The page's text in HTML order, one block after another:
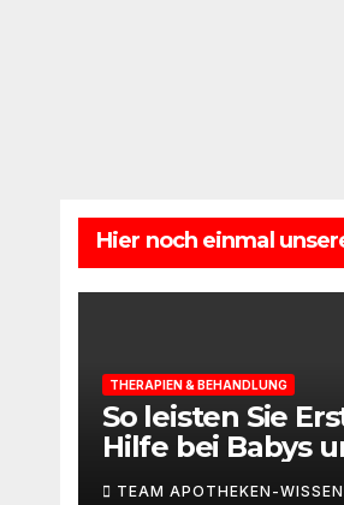
Hier noch einmal
THERAPIEN & BEHANDLUNG
So leisten Sie
Hilfe bei Babys
Kleinkindern
TEAM APOTHEKEN-